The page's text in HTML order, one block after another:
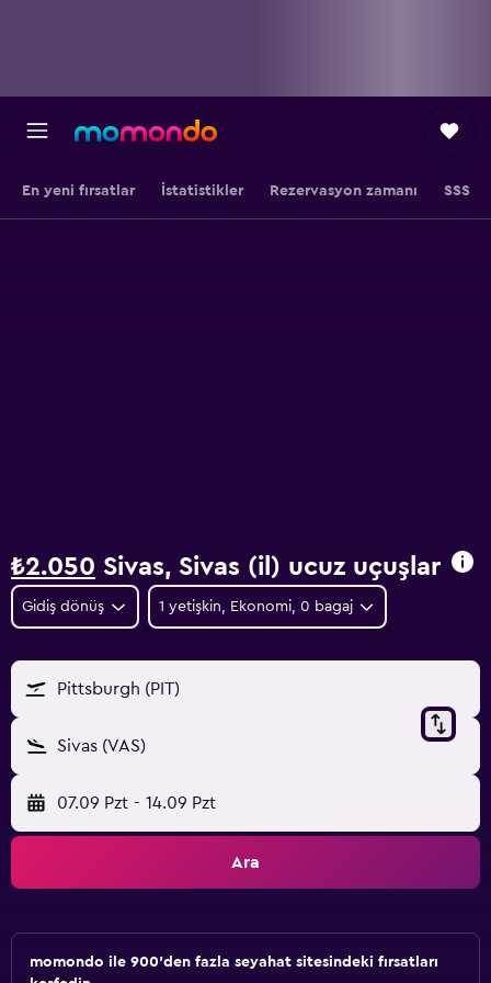
En yeni fırsatlar İstatistikler Rezervasyon zamanı SSS
₺2.050 Sivas, Sivas (il) ucuz uçuşlar
Gidiş dönüş 1 yetişkin, Ekonomi, 0 bagaj
Pittsburgh (PIT)
Sivas (VAS)
07.09 Pzt - 14.09 Pzt
Ara
momondo ile 900'den fazla seyahat sitesindeki fırsatları